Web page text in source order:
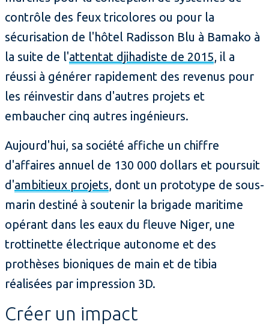
contrôle des feux tricolores ou pour la
sécurisation de l'hôtel Radisson Blu à Bamako à
la suite de l'attentat djihadiste de 2015, il a
réussi à générer rapidement des revenus pour
les réinvestir dans d'autres projets et
embaucher cinq autres ingénieurs.
Aujourd'hui, sa société affiche un chiffre
d'affaires annuel de 130 000 dollars et poursuit
d'ambitieux projets, dont un prototype de sous-
marin destiné à soutenir la brigade maritime
opérant dans les eaux du fleuve Niger, une
trottinette électrique autonome et des
prothèses bioniques de main et de tibia
réalisées par impression 3D.
Créer un impact